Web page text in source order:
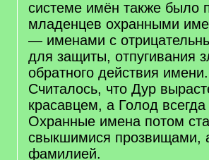
системе имён также было
младенцев охранными
— именами с
для защиты, отпугивания
обратного действия имени.
Считалось, что Дур
красавцем, а Голод
Охранные имена потом
свыкшимися прозвищами,
фамилией.